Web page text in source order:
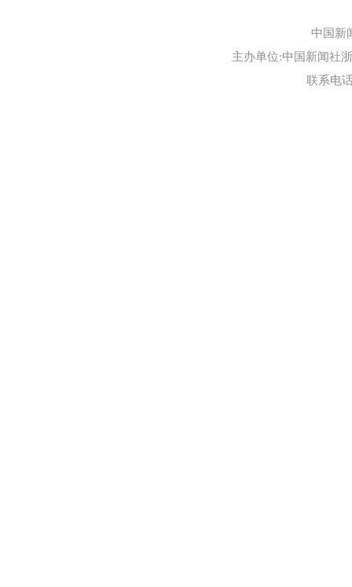
中国新
主办单位:中国新闻社
联系电